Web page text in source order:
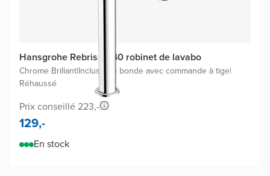
Hansgrohe Rebris S240 robinet de lavabo
Chrome Brillant|Inclus une bonde avec commande à tige|
Réhaussé
Prix conseillé 223,-
129,-
En stock